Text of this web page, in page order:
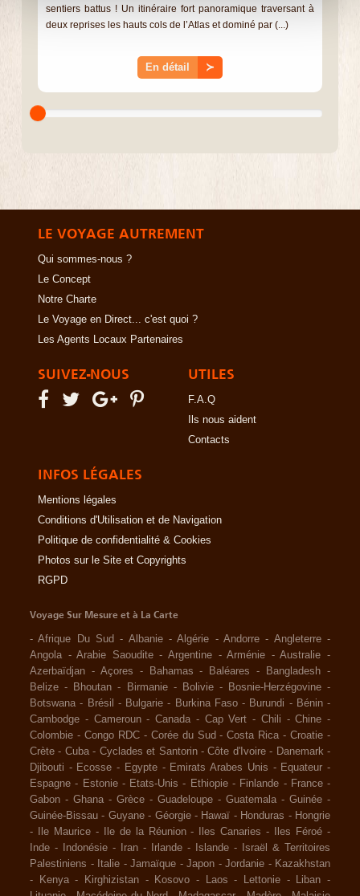
sentiers battus ! Un itinéraire fort panoramique traversant à
deux reprises les hauts cols de l’Atlas et dominé par (...)
En détail ≻
LE VOYAGE AUTREMENT
Qui sommes-nous ?
Le Concept
Notre Charte
Le Voyage en Direct... c'est quoi ?
Les Agents Locaux Partenaires
SUIVEZ-NOUS UTILES
F.A.Q
Ils nous aident
Contacts
INFOS LÉGALES
Mentions légales
Conditions d'Utilisation et de Navigation
Politique de confidentialité & Cookies
Photos sur le Site et Copyrights
RGPD
Voyage Sur Mesure et à La Carte
-Afrique Du Sud - Albanie -Algérie -Andorre - Angleterre -
Angola -Arabie Saoudite -Argentine -Arménie -Australie -
Azerbaïdjan - Açores - Bahamas - Baléares - Bangladesh -
Belize - Bhoutan - Birmanie - Bolivie - Bosnie-Herzégovine -
Botswana - Brésil - Bulgarie - Burkina Faso - Burundi - Bénin -
Cambodge - Cameroun - Canada - Cap Vert - Chili -Chine -
Colombie - Congo RDC - Corée du Sud -Costa Rica -Croatie -
Crète - Cuba - Cyclades et Santorin -Côte d'Ivoire - Danemark -
Djibouti - Ecosse - Egypte - Emirats Arabes Unis - Equateur -
Espagne - Estonie - Etats-Unis - Ethiopie - Finlande - France -
Gabon - Ghana - Grèce - Guadeloupe - Guatemala - Guinée -
Guinée-Bissau - Guyane - Géorgie - Hawaï - Honduras - Hongrie
-
Ile Maurice - Ile de la Réunion - Iles Canaries - Iles Féroé -
Inde - Indonésie - Iran - Irlande - Islande -
Israël & Territoires
Palestiniens - Italie - Jamaïque - Japon - Jordanie - Kazakhstan
-
Kenya - Kirghizistan - Kosovo - Laos - Lettonie - Liban -